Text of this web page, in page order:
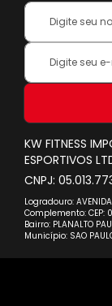
Your
Name:
Inscreva-
na
Newsletter:
KW FITNESS
ESPORTIVOS
CNPJ:
Logradouro:
Complemento: CEP:
Bairro: PLANALTO
Município: SAO